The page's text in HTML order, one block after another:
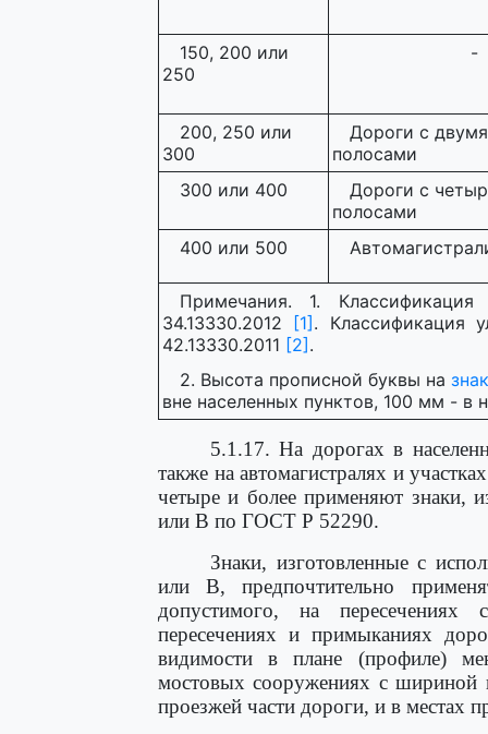
150, 200 или
250
-
200, 250 или
300
Дороги с
полосами
300 или 400
Дороги с
полосами
400 или 500
Примечания. 1.
34.13330.2012 [1]. Классификация
42.13330.2011 [2].
2. Высота прописной буквы на
вне населенных пунктов, 100 мм - в
5.1.17. На дорогах в
также на автомагистралях и
четыре и более применяют знаки,
или В по ГОСТ Р 52290.
Знаки, изготовленные с
или В, предпочтительно
допустимого, на
пересечениях и примыканиях
видимости в плане (профиле)
мостовых сооружениях с
проезжей части дороги, и в местах